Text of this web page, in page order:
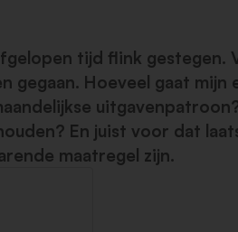
tijd flink gestegen.
gegaan. Hoeveel gaat mijn
En juist voor dat
maatregel zijn.